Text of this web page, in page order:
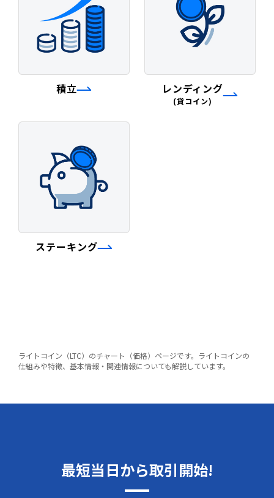
積立 レンディング
(貸コイン)
ステーキング
ライトコイン（LTC）のチャート（価格）ページです。ライトコインの
仕組みや特徴、基本情報・関連情報についても解説しています。
最短当日から取引開始!